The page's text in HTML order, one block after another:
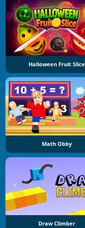
Halloween Fruit Slice
Math Obby
Draw Climber